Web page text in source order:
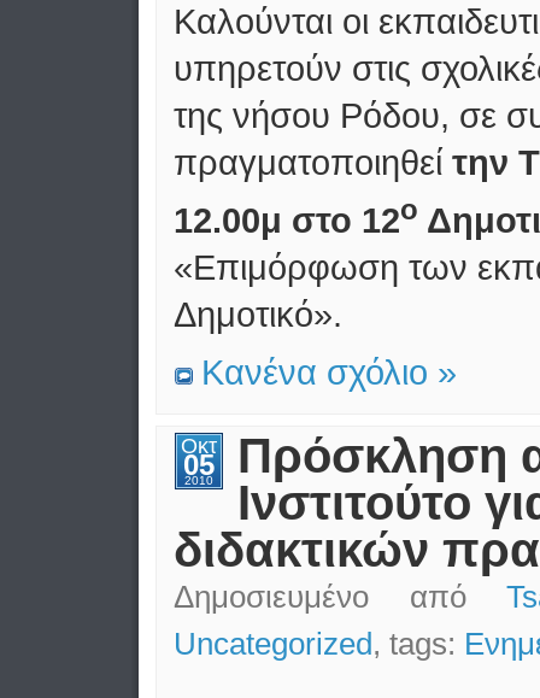
Καλούνται οι
υπηρετούν στις
της νήσου Ρόδου, σε
πραγματοποιηθείτην
12.00μ στο 12ο
«Επιμόρφωση των
Δημοτικό».
Κανένα σχόλιο »
Οκτ
05
2010
Πρόσκληση
Ινστιτούτο
διδακτικών
Δημοσιευμένο από
Uncategorized, tags: